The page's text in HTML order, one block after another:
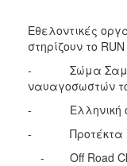
Εθελοντικές
στηρίζουν το
- Σώμα
ναυαγοσωστών
- Ελληνική
- Προτέκτα
- Off Road